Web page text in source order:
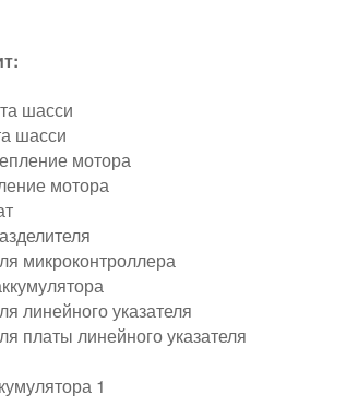
шасси
шасси
мотора
мотора
микроконтроллера
линейного указателя
платы линейного указателя
1